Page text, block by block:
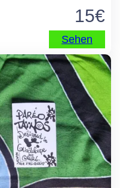
15€
Sehen